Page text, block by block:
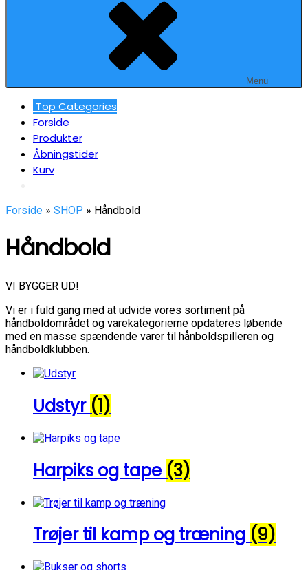
Menu
Top Categories
Forside
Produkter
Åbningstider
Kurv
Forside » SHOP » Håndbold
Håndbold
VI BYGGER UD!
Vi er i fuld gang med at udvide vores sortiment på
håndboldområdet og varekategorierne opdateres løbende
med en masse spændende varer til hånboldspilleren og
håndboldklubben.
Udstyr (1)
Harpiks og tape (3)
Trøjer til kamp og træning (9)